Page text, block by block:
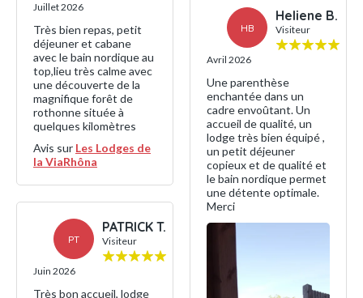
Juillet 2026
Très bien repas, petit
déjeuner et cabane
avec le bain nordique au
top,lieu très calme avec
une découverte de la
magnifique forêt de
rothonne située à
quelques kilomètres
Avis sur Les Lodges de
la ViaRhôna
PT
PATRICK T.
Visiteur
Juin 2026
Très bon accueil, lodge
HB
Heliene B.
Visiteur
Avril 2026
Une parenthèse
enchantée dans un
cadre envoûtant. Un
accueil de qualité, un
lodge très bien équipé ,
un petit déjeuner
copieux et de qualité et
le bain nordique permet
une détente optimale.
Merci